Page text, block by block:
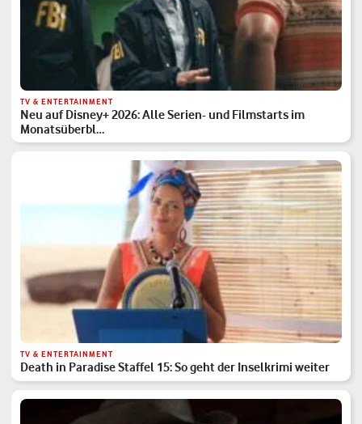
TV & ENTERTAINMENT
Neu auf Disney+ 2026: Alle Serien- und Filmstarts im
Monatsüberbl…
TV & ENTERTAINMENT
Death in Paradise Staffel 15: So geht der Inselkrimi weiter